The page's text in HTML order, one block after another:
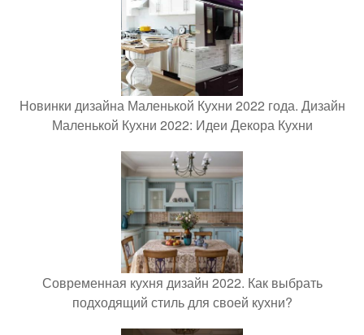
Новинки дизайна Маленькой Кухни 2022 года. Дизайн
Маленькой Кухни 2022: Идеи Декора Кухни
Современная кухня дизайн 2022. Как выбрать
подходящий стиль для своей кухни?